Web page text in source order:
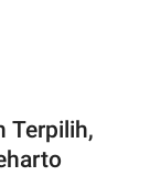
Terpilih,